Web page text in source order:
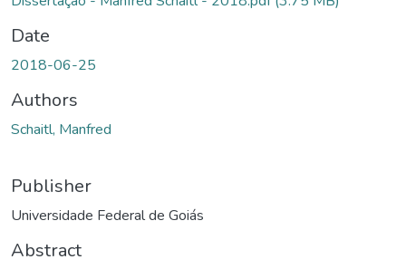
Date
2018-06-25
Authors
Schaitl, Manfred
Publisher
Universidade Federal de Goiás
Abstract